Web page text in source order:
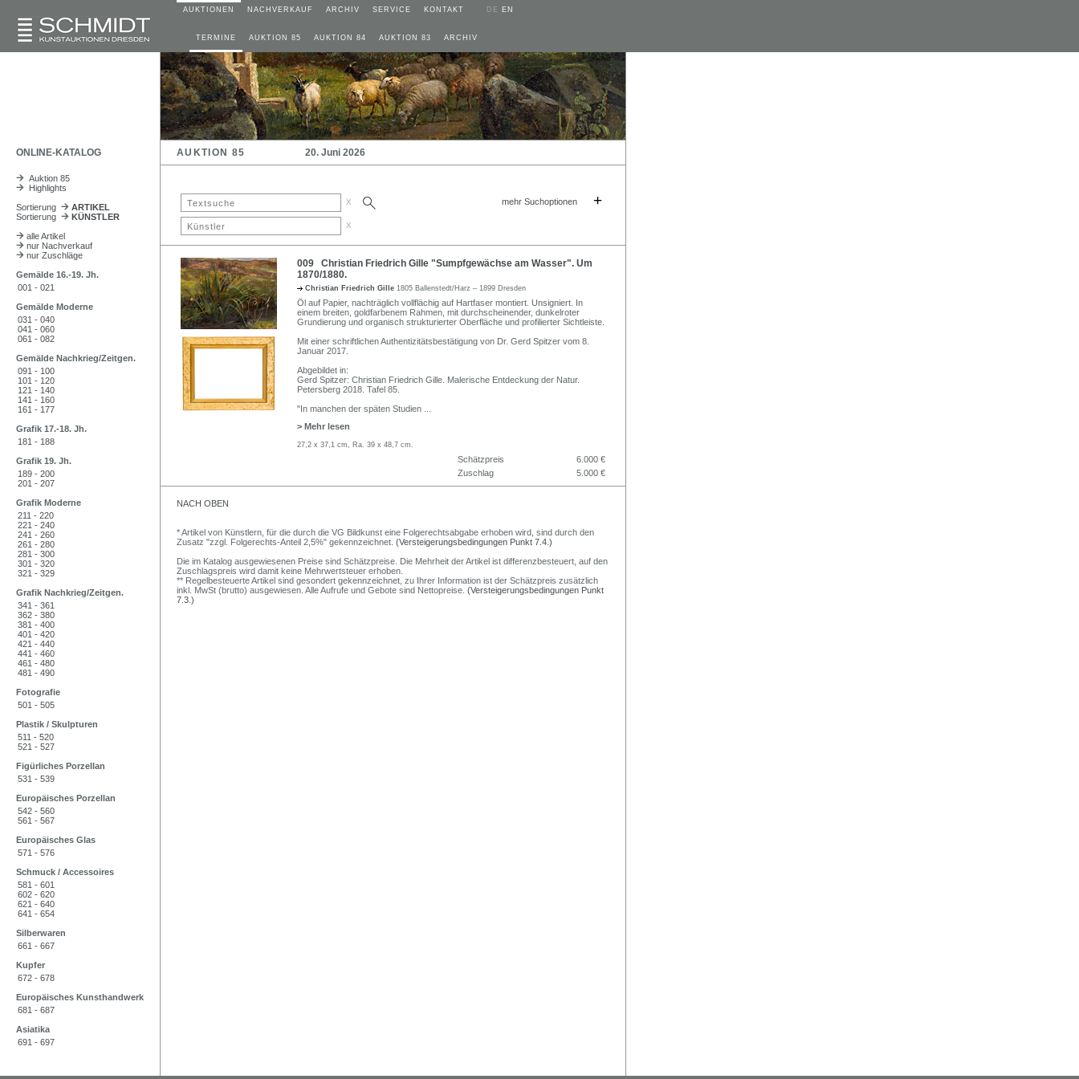
AUKTIONEN NACHVERKAUF ARCHIV SERVICE KONTAKT DE EN
TERMINE AUKTION 85 AUKTION 84 AUKTION 83 ARCHIV
ONLINE-KATALOG AUKTION 85 20. Juni 2026
Auktion 85
Highlights
Sortierung
ARTIKEL
Sortierung
KÜNSTLER
alle Artikel
nur Nachverkauf
nur Zuschläge
Gemälde 16.-19. Jh.
001 - 021
Gemälde Moderne
031 - 040
041 - 060
061 - 082
Gemälde Nachkrieg/Zeitgen.
091 - 100
101 - 120
121 - 140
141 - 160
161 - 177
Grafik 17.-18. Jh.
181 - 188
Grafik 19. Jh.
189 - 200
201 - 207
Grafik Moderne
211 - 220
221 - 240
241 - 260
261 - 280
281 - 300
301 - 320
321 - 329
Grafik Nachkrieg/Zeitgen.
341 - 361
362 - 380
381 - 400
401 - 420
421 - 440
441 - 460
461 - 480
481 - 490
Fotografie
501 - 505
Plastik / Skulpturen
511 - 520
521 - 527
Figürliches Porzellan
531 - 539
Europäisches Porzellan
542 - 560
561 - 567
Europäisches Glas
571 - 576
Schmuck / Accessoires
581 - 601
602 - 620
621 - 640
641 - 654
Silberwaren
661 - 667
Kupfer
672 - 678
Europäisches Kunsthandwerk
681 - 687
Asiatika
691 - 697
x mehr Suchoptionen +
x
009 Christian Friedrich Gille "Sumpfgewächse am Wasser". Um
1870/1880.
Christian Friedrich Gille 1805 Ballenstedt/Harz – 1899 Dresden
Öl auf Papier, nachträglich vollflächig auf Hartfaser montiert. Unsigniert. In
einem breiten, goldfarbenem Rahmen, mit durchscheinender, dunkelroter
Grundierung und organisch strukturierter Oberfläche und profilierter Sichtleiste.
Mit einer schriftlichen Authentizitätsbestätigung von Dr. Gerd Spitzer vom 8.
Januar 2017.
Abgebildet in:
Gerd Spitzer: Christian Friedrich Gille. Malerische Entdeckung der Natur.
Petersberg 2018. Tafel 85.
"In manchen der späten Studien
> Mehr lesen
27,2 x 37,1 cm, Ra. 39 x 48,7 cm.
Schätzpreis
6.000 €
Zuschlag
5.000 €
NACH OBEN
* Artikel von Künstlern, für die durch die VG Bildkunst eine Folgerechtsabgabe erhoben wird, sind durch den
Zusatz "zzgl. Folgerechts-Anteil 2,5%" gekennzeichnet. (Versteigerungsbedingungen Punkt 7.4.)
Die im Katalog ausgewiesenen Preise sind Schätzpreise. Die Mehrheit der Artikel ist differenzbesteuert, auf den
Zuschlagspreis wird damit keine Mehrwertsteuer erhoben.
** Regelbesteuerte Artikel sind gesondert gekennzeichnet, zu Ihrer Information ist der Schätzpreis zusätzlich
inkl. MwSt (brutto) ausgewiesen. Alle Aufrufe und Gebote sind Nettopreise. (Versteigerungsbedingungen Punkt
7.3.)